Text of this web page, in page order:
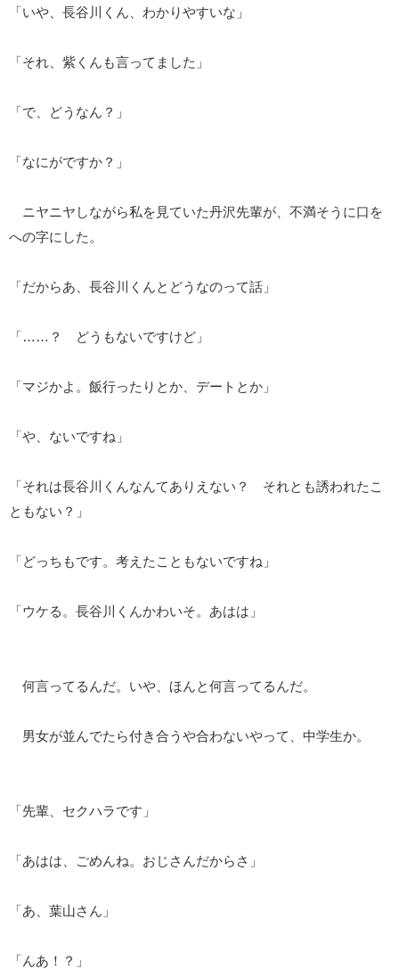
「いや、長谷川くん、わかりやすいな」
「それ、紫くんも言ってました」
「で、どうなん？」
「なにがですか？」
ニヤニヤしながら私を見ていた丹沢先輩が、不満そうに口を
への字にした。
「だからあ、長谷川くんとどうなのって話」
「……？ どうもないですけど」
「マジかよ。飯行ったりとか、デートとか」
「や、ないですね」
「それは長谷川くんなんてありえない？ それとも誘われたこ
ともない？」
「どっちもです。考えたこともないですね」
「ウケる。長谷川くんかわいそ。あはは」
何言ってるんだ。いや、ほんと何言ってるんだ。
男女が並んでたら付き合うや合わないやって、中学生か。
「先輩、セクハラです」
「あはは、ごめんね。おじさんだからさ」
「あ、葉山さん」
「んあ！？」